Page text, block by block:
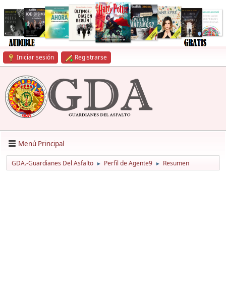
Iniciar sesión Registrarse
Menú Principal
GDA.-Guardianes Del Asfalto ► Perfil de Agente9 ► Resumen